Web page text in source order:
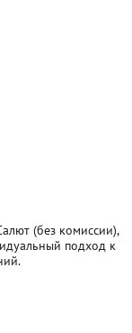
(без комиссии),
подход к